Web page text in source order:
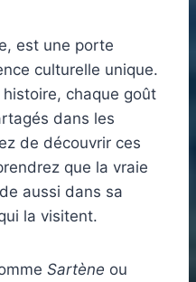
est une porte
culturelle unique.
chaque goût
dans les
de découvrir ces
que la vraie
aussi dans sa
la visitent.
Sartène ou